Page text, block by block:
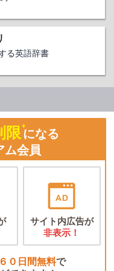
る英語辞書
限になる
会員
サイト内広告が
非表示！
０日間無料で